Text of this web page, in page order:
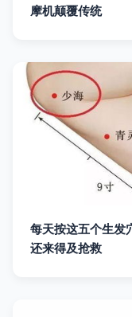
摩机颠覆传统
每天按这五个生
还来得及抢救